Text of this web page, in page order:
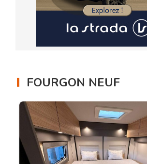
FOURGON NEUF